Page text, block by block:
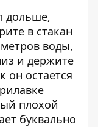
дольше,
в стакан
воды,
и держите
он остается
плохой
буквально